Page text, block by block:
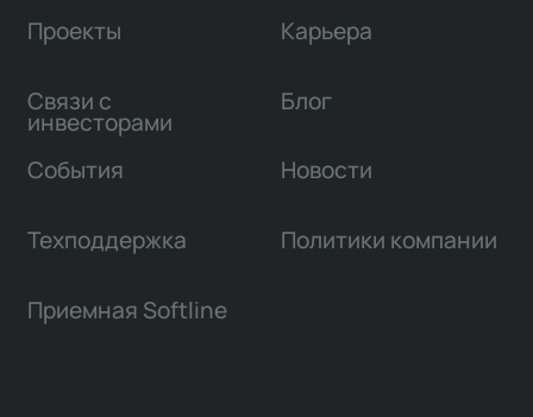
Проекты
Связи с
инвесторами
Карьера
Блог
События Новости
Техподдержка Политики компании
Приемная Softline